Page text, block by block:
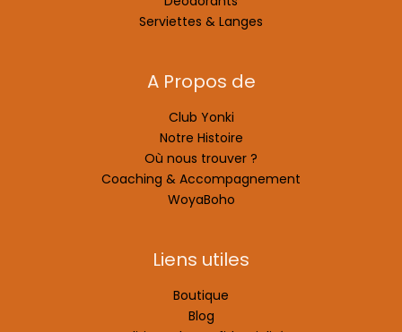
Serviettes & Langes
A Propos de
Club Yonki
Notre Histoire
Où nous trouver ?
Coaching & Accompagnement
WoyaBoho
Liens utiles
Boutique
Blog